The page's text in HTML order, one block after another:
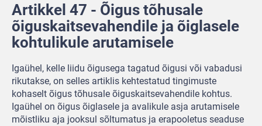
Artikkel 47 - Õigus tõhusale
õiguskaitsevahendile ja õiglasele
kohtulikule arutamisele
Igaühel, kelle liidu õigusega tagatud õigusi või vabadusi
rikutakse, on selles artiklis kehtestatud tingimuste
kohaselt õigus tõhusale õiguskaitsevahendile kohtus.
Igaühel on õigus õiglasele ja avalikule asja arutamisele
mõistliku aja jooksul sõltumatus ja erapooletus seaduse